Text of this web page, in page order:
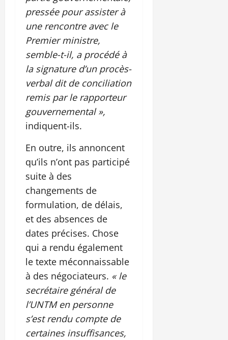
pressée pour assister à
une rencontre avec le
Premier ministre,
semble-t-il, a procédé à
la signature d’un procès-
verbal dit de conciliation
remis par le rapporteur
gouvernemental »,
indiquent-ils.
En outre, ils annoncent
qu’ils n’ont pas participé
suite à des
changements de
formulation, de délais,
et des absences de
dates précises. Chose
qui a rendu également
le texte méconnaissable
à des négociateurs. « le
secrétaire général de
l’UNTM en personne
s’est rendu compte de
certaines insuffisances,